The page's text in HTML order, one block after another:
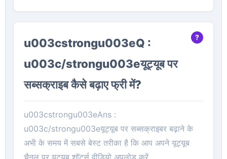
u003cstrongu003eQ :
u003c/strongu003eयूट्यूब पर
सब्सक्राइब कैसे बढ़ाए फ्री में?
u003cstrongu003eAns :
u003c/strongu003eयूट्यूब पर सब्सक्राइबर बढ़ाने के
अभी के समय में सबसे बेस्ट तरीका है कि आप अपने यूट्यूब
चैनल पर यूट्यूब शॉर्ट्स वीडियो अपलोड करें